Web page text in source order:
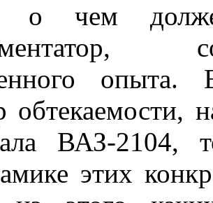
о чем
обтекаемости,
ВАЗ-
этих